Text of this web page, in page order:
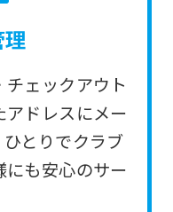
ェックアウト
ドレスにメー
とりでクラブ
も安心のサー